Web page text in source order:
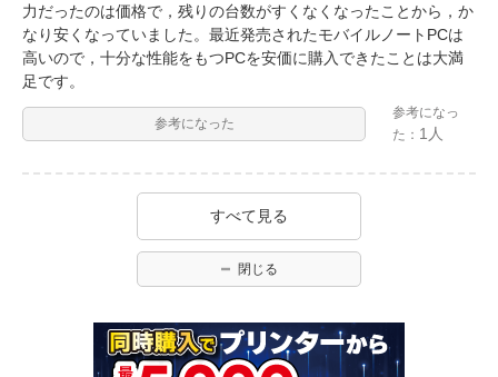
力だったのは価格で，残りの台数がすくなくなったことから，か
なり安くなっていました。最近発売されたモバイルノートPCは
高いので，十分な性能をもつPCを安価に購入できたことは大満
足です。
参考になった
参考になっ
た： 1人
すべて見る
閉じる